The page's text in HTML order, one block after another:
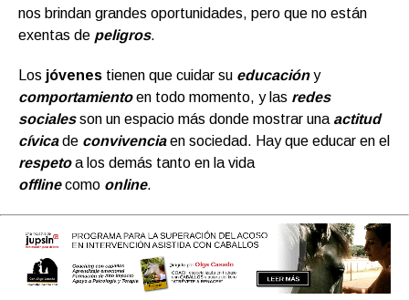
nos brindan grandes oportunidades, pero que no están
exentas de peligros.
Los jóvenes tienen que cuidar su educacióny
comportamiento en todo momento, y las redes
socialesson un espacio más donde mostrar una actitud
cívicade convivenciaen sociedad. Hay que educar en el
respetoa los demás tanto en la vida
offlinecomo online.